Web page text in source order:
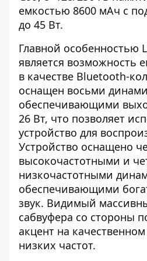
емкостью 8600 мАч с
до 45 Вт.
Главной особенностью
является возможность
в качестве Bluetooth-
оснащен восьми
обеспечивающими
26 Вт, что позволяет
устройство для
Устройство оснащено
высокочастотными и
низкочастотными
обеспечивающими
звук. Видимый
сабвуфера со стороны
акцент на
низких частот.